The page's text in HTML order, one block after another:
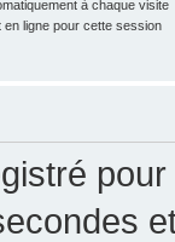
à chaque visite
ligne pour cette session